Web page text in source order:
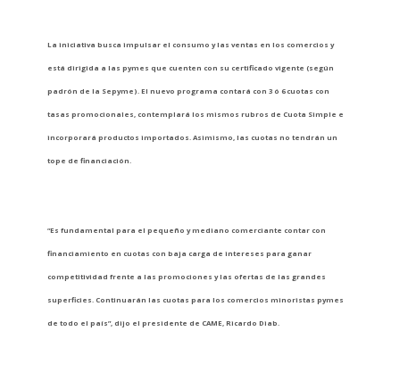
La iniciativa busca impulsar el consumo y las ventas en los comercios y
está dirigida a las pymes que cuenten con su certificado vigente (según
padrón de la Sepyme). El nuevo programa contará con 3 ó 6 cuotas con
tasas promocionales, contemplará los mismos rubros de Cuota Simple e
incorporará productos importados. Asimismo, las cuotas no tendrán un
tope de financiación.
“Es fundamental para el pequeño y mediano comerciante contar con
financiamiento en cuotas con baja carga de intereses para ganar
competitividad frente a las promociones y las ofertas de las grandes
superficies. Continuarán las cuotas para los comercios minoristas pymes
de todo el país”, dijo el presidente de CAME, Ricardo Diab.